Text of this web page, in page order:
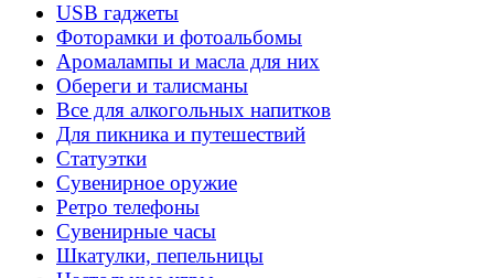
USB гаджеты
Фоторамки и фотоальбомы
Аромалампы и масла для них
Обереги и талисманы
Все для алкогольных напитков
Для пикника и путешествий
Статуэтки
Сувенирное оружие
Ретро телефоны
Сувенирные часы
Шкатулки, пепельницы